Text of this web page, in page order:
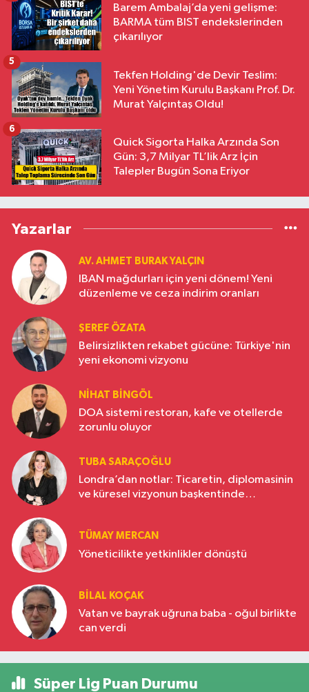
Barem Ambalaj’da yeni gelişme:
BARMA tüm BIST endekslerinden
çıkarılıyor
Tekfen Holding'de Devir Teslim:
Yeni Yönetim Kurulu Başkanı Prof. Dr.
Murat Yalçıntaş Oldu!
5
Quick Sigorta Halka Arzında Son
Gün: 3,7 Milyar TL’lik Arz İçin
Talepler Bugün Sona Eriyor
6
Yazarlar
AV. AHMET BURAK YALÇIN
IBAN mağdurları için yeni dönem! Yeni
düzenleme ve ceza indirim oranları
ŞEREF ÖZATA
Belirsizlikten rekabet gücüne: Türkiye'nin
yeni ekonomi vizyonu
NIHAT BINGÖL
DOA sistemi restoran, kafe ve otellerde
zorunlu oluyor
TUBA SARAÇOĞLU
Londra’dan notlar: Ticaretin, diplomasinin
ve küresel vizyonun başkentinde
TÜMAY MERCAN
Yöneticilikte yetkinlikler dönüştü
BILAL KOÇAK
Vatan ve bayrak uğruna baba - oğul birlikte
can verdi
Süper Lig Puan Durumu